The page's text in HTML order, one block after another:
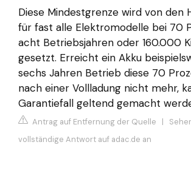
Diese Mindestgrenze wird von den
für fast alle Elektromodelle bei 70
acht Betriebsjahren oder 160.000
gesetzt. Erreicht ein Akku
sechs Jahren Betrieb diese 70
nach einer Vollladung nicht mehr,
Garantiefall geltend gemacht
Antrag auf Entfernung der Quelle |
vollständige Antwort auf adac.de an